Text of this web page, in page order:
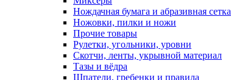
Нождачная бумага и абразивная сетка
Ножовки, пилки и ножи
Прочие товары
Рулетки, угольники, уровни
Скотчи, ленты, укрывной материал
Тазы и вёдра
Шпатели, гребенки и правила